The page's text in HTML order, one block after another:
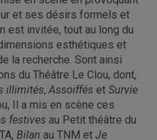
et ses désirs formels et
est invitée, tout au long du
esthétiques et
la recherche. Sont ainsi
du Théâtre Le Clou, dont,
illimités, Assoiffés et Survie
Il a mis en scène ces
festives au Petit théâtre du
Bilan au TNM et Je